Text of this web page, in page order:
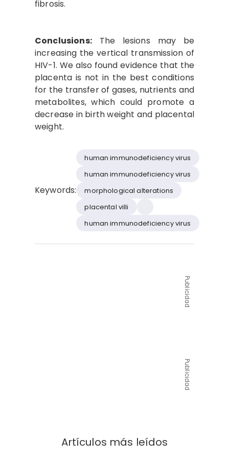
fibrosis.
Conclusions:The lesions may be
increasing the vertical transmission of
HIV-1. We also found evidence that the
placenta is not in the best conditions
for the transfer of gases, nutrients and
metabolites, which could promote a
decrease in birth weight and placental
weight.
Keywords:
human immunodeficiency virus
human immunodeficiency virus
morphological alterations
placental villi
human immunodeficiency virus
Publicidad
Publicidad
Artículos más leídos